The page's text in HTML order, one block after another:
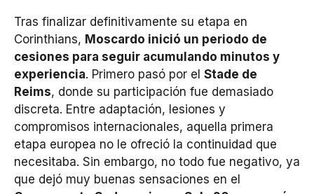
Tras finalizar definitivamente su etapa en
Corinthians, Moscardo inició un periodo de
cesiones para seguir acumulando minutos y
experiencia. Primero pasó por el Stade de
Reims, donde su participación fue demasiado
discreta. Entre adaptación, lesiones y
compromisos internacionales, aquella primera
etapa europea no le ofreció la continuidad que
necesitaba. Sin embargo, no todo fue negativo, ya
que dejó muy buenas sensaciones en el